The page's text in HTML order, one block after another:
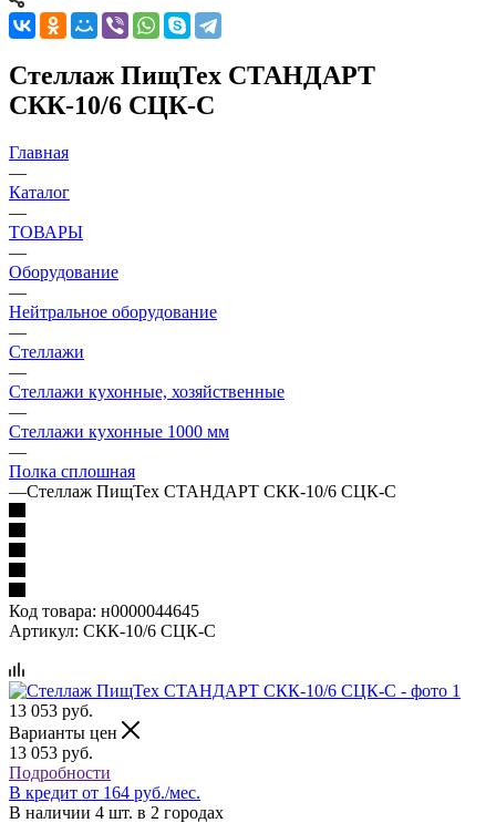
Стеллаж ПищТех СТАНДАРТ
СКК-10/6 СЦК-С
Главная
—
Каталог
—
ТОВАРЫ
—
Оборудование
—
Нейтральное оборудование
—
Стеллажи
—
Стеллажи кухонные, хозяйственные
—
Стеллажи кухонные 1000 мм
—
Полка сплошная
—Стеллаж ПищТех СТАНДАРТ СКК-10/6 СЦК-С
Код товара: н0000044645
Артикул: СКК-10/6 СЦК-С
13 053 руб.
Варианты цен
13 053 руб.
Подробности
В кредит от 164 руб./мес.
В наличии 4 шт. в 2 городах